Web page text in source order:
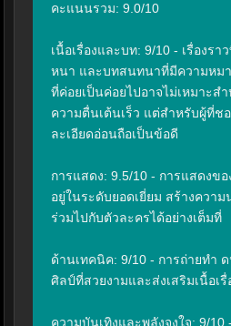
คะแนนรวม: 9.0/10
เนื้อเรื่องและบท: 9/10 - เรื่องร
หนา และบทสนทนาที่มีความหม
ที่ค่อยเป็นค่อยไปอาจไม่เหมาะส
ความตื่นเต้นเร็ว แต่สำหรับผู้ที่ชอ
ละเอียดอ่อนถือเป็นข้อดี
การแสดง: 9.5/10 - การแสดงข
อยู่ในระดับยอดเยี่ยม สร้างควา
ร่วมไปกับตัวละครได้อย่างเต็มที่
ด้านเทคนิค: 9/10 - การถ่ายทำ
ศิลป์ที่สวยงามและส่งเสริมเนื้อเรื่
ความบันเทิงและพลังจูงใจ: 9/